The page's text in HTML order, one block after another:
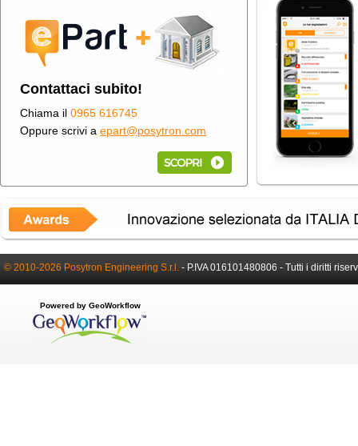
Contattaci subito!
Chiama il 0965 616745
Oppure scrivi a epart@posytron.com
© 2010-2026 Posytron Engineering S.r.l. - P.IVA 016101480806 - Tutti i diritti
Powered by GeoWorkflow